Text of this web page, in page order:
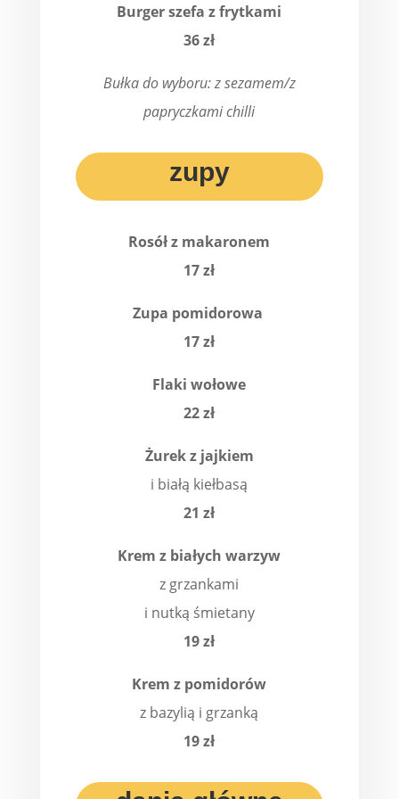
Burger szefa z frytkami
36 zł
Bułka do wyboru: z sezamem/z
papryczkami chilli
zupy
Rosół z makaronem
17 zł
Zupa pomidorowa
17 zł
Flaki wołowe
22 zł
Żurek z jajkiem
i białą kiełbasą
21 zł
Krem z białych warzyw
z grzankami
i nutką śmietany
19 zł
Krem z pomidorów
z bazylią i grzanką
19 zł